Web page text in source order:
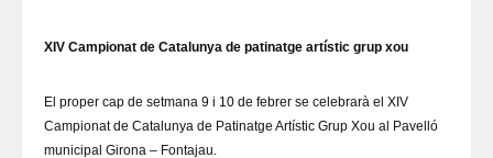
XIV Campionat de Catalunya de patinatge artístic grup xou
El proper cap de setmana 9 i 10 de febrer se celebrarà el XIV
Campionat de Catalunya de Patinatge Artístic Grup Xou al Pavelló
municipal Girona – Fontajau.